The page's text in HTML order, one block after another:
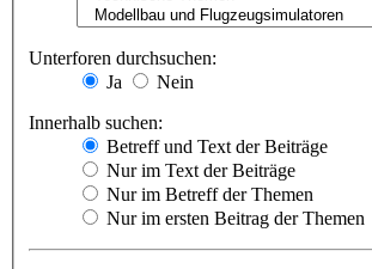
Unterforen durchsuchen:
Ja
Nein
Innerhalb suchen:
Betreff und Text der Beiträge
Nur im Text der Beiträge
Nur im Betreff der Themen
Nur im ersten Beitrag der Themen